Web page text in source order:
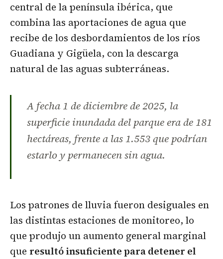
central de la península ibérica, que
combina las aportaciones de agua que
recibe de los desbordamientos de los ríos
Guadiana y Gigüela, con la descarga
natural de las aguas subterráneas.
A fecha 1 de diciembre de 2025, la
superficie inundada del parque era de 181
hectáreas, frente a las 1.553 que podrían
estarlo y permanecen sin agua.
Los patrones de lluvia fueron desiguales en
las distintas estaciones de monitoreo, lo
que produjo un aumento general marginal
que resultó insuficiente para detener el